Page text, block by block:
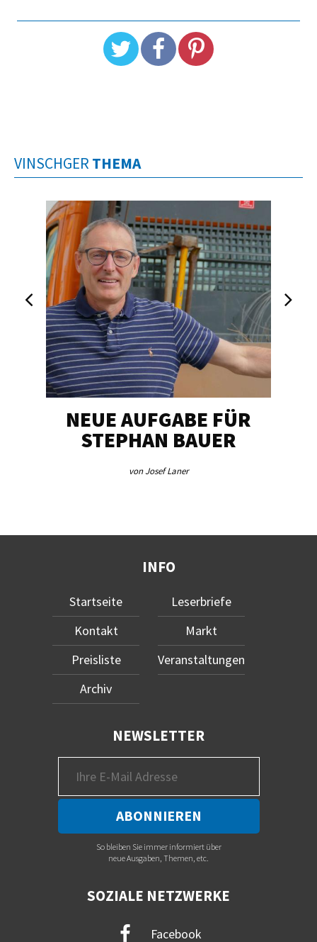
VINSCHGER THEMA
NEUE AUFGABE FÜR
STEPHAN BAUER
von Josef Laner
INFO
Startseite
Kontakt
Preisliste
Archiv
Leserbriefe
Markt
Veranstaltungen
NEWSLETTER
So bleiben Sie immer informiert über
neue Ausgaben, Themen, etc.
SOZIALE NETZWERKE
Facebook